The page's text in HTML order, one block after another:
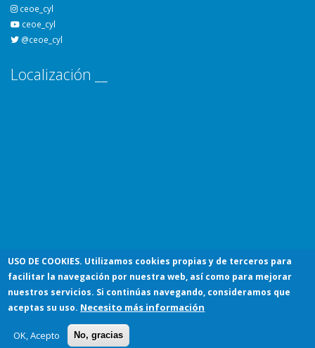
ceoe_cyl
ceoe_cyl
@ceoe_cyl
Localización __
© 2026 Confederación de Organizaciones Empresariales de Castilla y
León
Aviso Legal
Política de Privacidad
USO DE COOKIES. Utilizamos cookies propias y de terceros para
facilitar la navegación por nuestra web, así como para mejorar
nuestros servicios. Si continúas navegando, consideramos que
aceptas su uso. Necesito más información
OK, Acepto No, gracias